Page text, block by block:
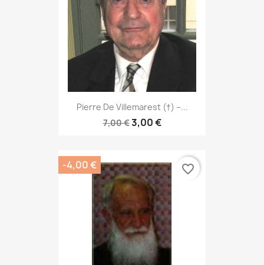
Pierre De Villemarest (†) –...
7,00 €3,00 €
-4,00 € favorite_border